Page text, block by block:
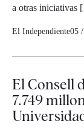
a otras
El Independiente05
El Consell
7.749